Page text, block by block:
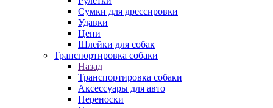
Сумки для дрессировки
Удавки
Цепи
Шлейки для собак
Транспортировка собаки
Назад
Транспортировка собаки
Аксессуары для авто
Переноски